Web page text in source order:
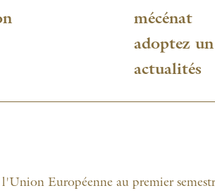
mécénat
adoptez
actualités
Européenne au premier